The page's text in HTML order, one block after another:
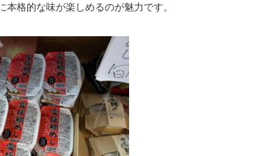
本格的な味が楽しめるのが魅力です。